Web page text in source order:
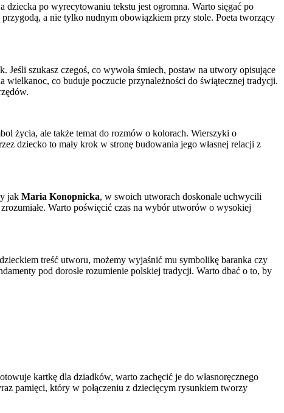
po wyrecytowaniu tekstu jest ogromna. Warto sięgać po
a nie tylko nudnym obowiązkiem przy stole. Poeta tworzący
szukasz czegoś, co wywoła śmiech, postaw na utwory opisujące
co buduje poczucie przynależności do świątecznej tradycji.
życia, ale także temat do rozmów o kolorach. Wierszyki o
dziecko to mały krok w stronę budowania jego własnej relacji z
jak Maria Konopnicka, w swoich utworach doskonale uchwycili
Warto poświęcić czas na wybór utworów o wysokiej
treść utworu, możemy wyjaśnić mu symbolikę baranka czy
pod dorosłe rozumienie polskiej tradycji. Warto dbać o to, by
kartkę dla dziadków, warto zachęcić je do własnoręcznego
pamięci, który w połączeniu z dziecięcym rysunkiem tworzy